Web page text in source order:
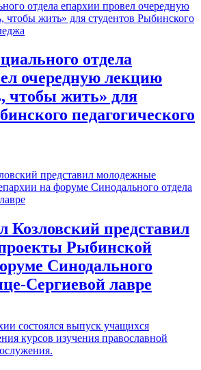
отдела
очередную лекцию
чтобы жить» для
педагогического
Козловский представил
Рыбинской
Синодального
Сергиевой лавре